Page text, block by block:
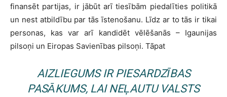
finansēt partijas, ir jābūt arī tiesībām piedalīties politikā
un nest atbildību par tās īstenošanu. Līdz ar to tās ir tikai
personas, kas var arī kandidēt vēlēšanās – Igaunijas
pilsoņi un Eiropas Savienības pilsoņi. Tāpat
AIZLIEGUMS IR PIESARDZĪBAS
PASĀKUMS, LAI NEĻAUTU VALSTS